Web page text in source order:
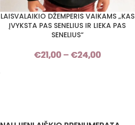
PASIRINKTI SAVYBES
LAISVALAIKIO DŽEMPERIS VAIKAMS „KAS
ĮVYKSTA PAS SENELIUS IR LIEKA PAS
SENELIUS“
€21,00 – €24,00